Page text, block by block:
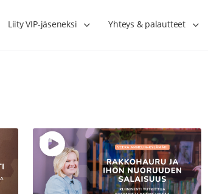
Liity VIP-jäseneksi Yhteys & palautteet